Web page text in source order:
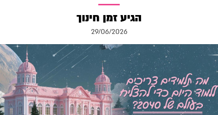
הגיע זמן חינוך
29/06/2026